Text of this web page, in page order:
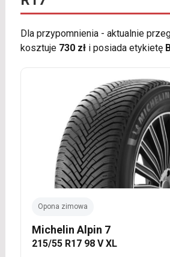
Dla przypomnienia - aktualnie
kosztuje 730 złi posiada etykietę
Opona zimowa
Michelin Alpin 7
215/55 R17 98 V XL